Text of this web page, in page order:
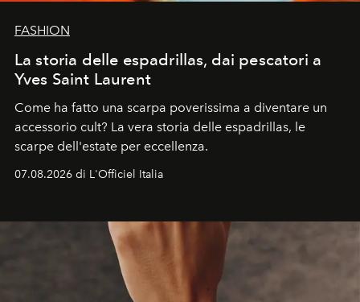
FASHION
La storia delle espadrillas, dai pescatori a
Yves Saint Laurent
Come ha fatto una scarpa poverissima a diventare un
accessorio cult? La vera storia delle espadrillas, le
scarpe dell'estate per eccellenza.
07.08.2026 di L'Officiel Italia